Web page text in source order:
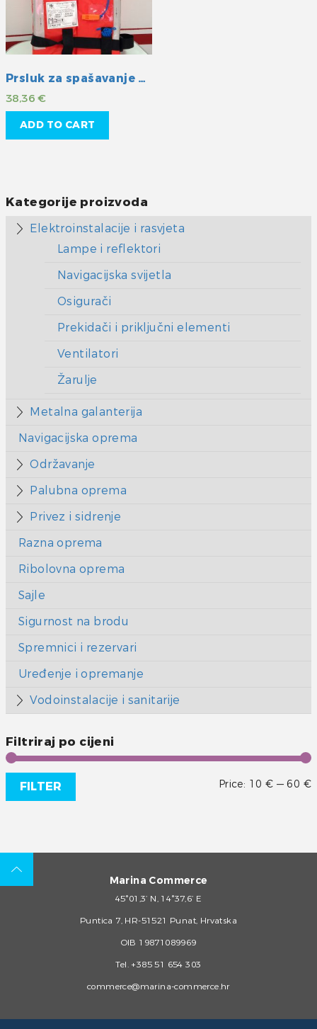
Prsluk za spašavanje Veleria
38,36€
ADD TO CART
Kategorije proizvoda
Elektroinstalacije i rasvjeta
Lampe i reflektori
Navigacijska svijetla
Osigurači
Prekidači i priključni elementi
Ventilatori
Žarulje
Metalna galanterija
Navigacijska oprema
Održavanje
Palubna oprema
Privez i sidrenje
Razna oprema
Ribolovna oprema
Sajle
Sigurnost na brodu
Spremnici i rezervari
Uređenje i opremanje
Vodoinstalacije i sanitarije
Filtriraj po cijeni
FILTER Price: 10 € —60 €
Marina Commerce
45°01,3’ N, 14°37,6’ E
Puntica 7, HR-51521 Punat, Hrvatska
OIB 19871089969
Tel. +385 51 654 303
commerce@marina-commerce.hr